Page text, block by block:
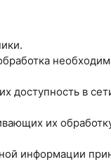
доступность в
их
информации